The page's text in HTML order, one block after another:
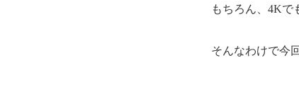
もちろん、4Kで
そんなわけで今